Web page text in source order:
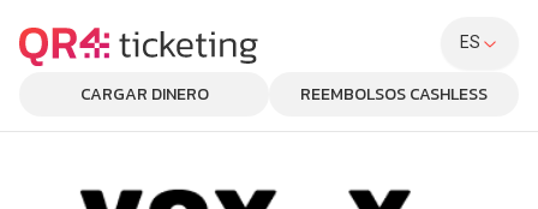
ES
CARGAR DINERO REEMBOLSOS CASHLESS